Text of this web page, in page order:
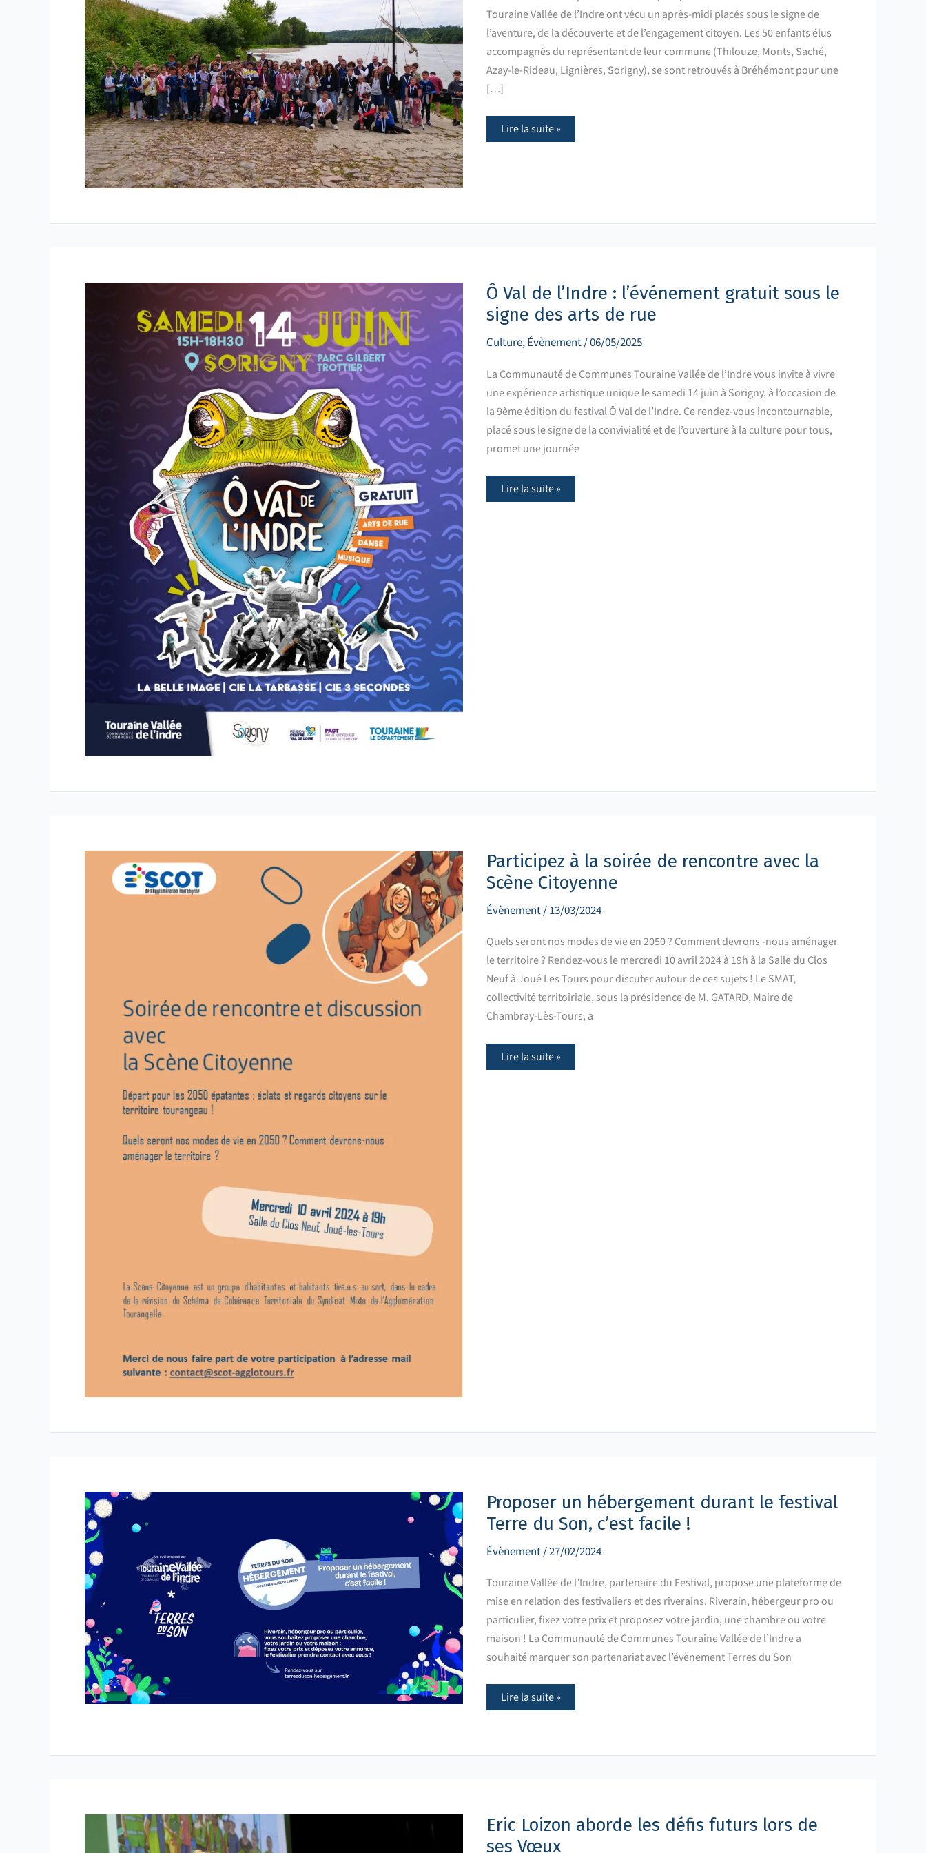
Touraine Vallée de l’Indre ont vécu un après-midi placés sous le signe de
l’aventure, de la découverte et de l’engagement citoyen. Les 50 enfants élus
accompagnés du représentant de leur commune (Thilouze, Monts, Saché,
Azay-le-Rideau, Lignières, Sorigny), se sont retrouvés à Bréhémont pour une
[…]
Lire la suite »
Ô Val de l’Indre : l’événement gratuit sous le
signe des arts de rue
Culture,Évènement/06/05/2025
La Communauté de Communes Touraine Vallée de l’Indre vous invite à vivre
une expérience artistique unique le samedi 14 juin à Sorigny, à l’occasion de
la 9ème édition du festival Ô Val de l’Indre. Ce rendez-vous incontournable,
placé sous le signe de la convivialité et de l’ouverture à la culture pour tous,
promet une journée
l’Indre
l’événement
gratuit
sous
le
signe
arts
rue
Lire la suite »
Participez à la soirée de rencontre avec la
Scène Citoyenne
Évènement/13/03/2024
Quels seront nos modes de vie en 2050 ? Comment devrons -nous aménager
le territoire ? Rendez-vous le mercredi 10 avril 2024 à 19h à la Salle du Clos
Neuf à Joué Les Tours pour discuter autour de ces sujets ! Le SMAT,
collectivité territoiriale, sous la présidence de M. GATARD, Maire de
Chambray-Lès-Tours, a
soirée
de
rencontre
avec
Scène
Citoyenne
Lire la suite »
Proposer un hébergement durant le festival
Terre du Son, c’est facile !
Évènement/27/02/2024
Touraine Vallée de l’Indre, partenaire du Festival, propose une plateforme de
mise en relation des festivaliers et des riverains. Riverain, hébergeur pro ou
particulier, fixez votre prix et proposez votre jardin, une chambre ou votre
maison ! La Communauté de Communes Touraine Vallée de l’Indre a
souhaité marquer son partenariat avec l’évènement Terres du Son
le
festival
Terre
Son,
c’est
!
Lire la suite »
Eric Loizon aborde les défis futurs lors de
ses Vœux
les
défis
futurs